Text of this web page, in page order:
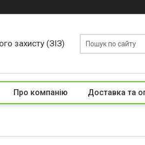
захисту (ЗІЗ)
Про компанію Доставка та